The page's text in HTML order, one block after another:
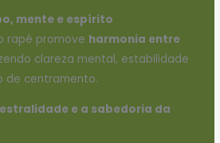
mente e espírito
rapé promove harmonia entre
clareza mental, estabilidade
de centramento.
e a sabedoria da